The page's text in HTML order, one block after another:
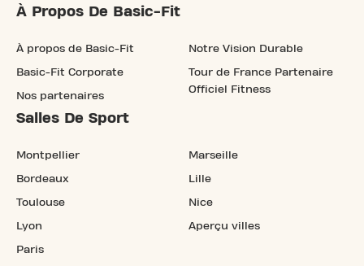
À Propos De Basic-Fit
À propos de Basic-Fit
Basic-Fit Corporate
Nos partenaires
Notre Vision Durable
Tour de France Partenaire
Officiel Fitness
Salles De Sport
Montpellier
Bordeaux
Toulouse
Lyon
Paris
Marseille
Lille
Nice
Aperçu villes